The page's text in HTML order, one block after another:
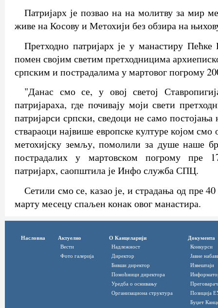
Патријарх је позвао на на молитву за мир
живе на Косову и Метохији без обзира на
Претходно патријарх је у манастиру Пећке
помен својим светим претходницима
српским и пострадалима у мартовог погрому
"Данас смо се, у овој светој
патријараха, где почивају моји свети
патријарси српски, сведоци не само
ствараоци највише европске културе којом
метохијску земљу, помолили за душе наше
пострадалих у мартовском погрому пре
патријарх, саопштила је Инфо служба СПЦ.
Сетили смо се, казао је, и страдања од пре 40
марту месецу спаљен конак овог манастира.
Насловна Актуелно
Вести
Фото галерија
О Канцеларији
Надлежност
Директор
Бивши директор
Помоћници директора
Уредба о оснивању
Организациона структура
Документа
Конкурси
Јавне
Извештаји
Позиција
Буџет